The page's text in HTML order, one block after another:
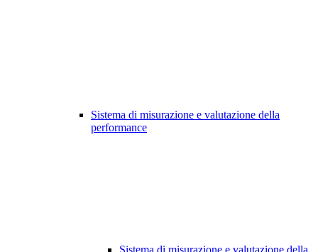
Sistema di misurazione e valutazione della
performance